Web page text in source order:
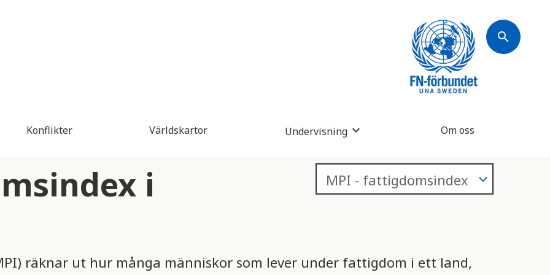
search
Konflikter Världskartor Undervisning Om oss
i
räknar ut hur många människor som lever under fattigdom i ett land,